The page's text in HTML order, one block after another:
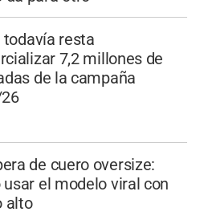
todavía resta
7,2 millones de
de la campaña
de cuero oversize:
usar el modelo viral con
alto